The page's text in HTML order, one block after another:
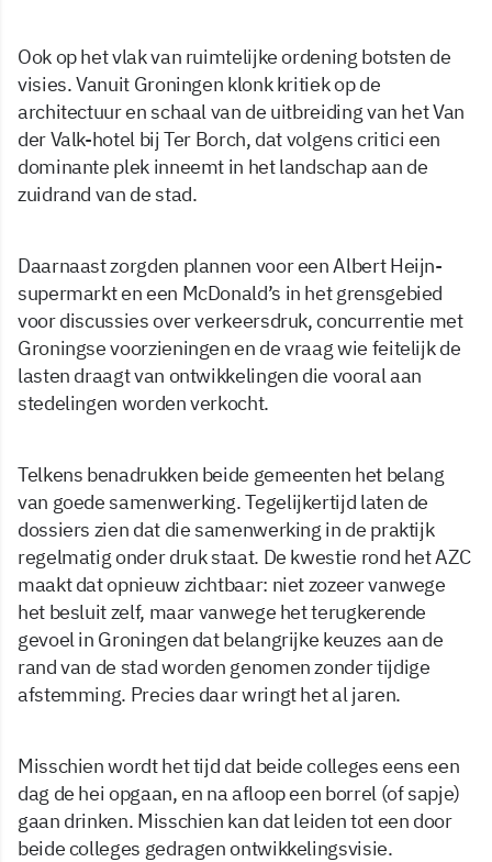
Ook op het vlak van ruimtelijke ordening botsten de
visies. Vanuit Groningen klonk kritiek op de
architectuur en schaal van de uitbreiding van het Van
der Valk-hotel bij Ter Borch, dat volgens critici een
dominante plek inneemt in het landschap aan de
zuidrand van de stad.
Daarnaast zorgden plannen voor een Albert Heijn-
supermarkt en een McDonald’s in het grensgebied
voor discussies over verkeersdruk, concurrentie met
Groningse voorzieningen en de vraag wie feitelijk de
lasten draagt van ontwikkelingen die vooral aan
stedelingen worden verkocht.
Telkens benadrukken beide gemeenten het belang
van goede samenwerking. Tegelijkertijd laten de
dossiers zien dat die samenwerking in de praktijk
regelmatig onder druk staat. De kwestie rond het AZC
maakt dat opnieuw zichtbaar: niet zozeer vanwege
het besluit zelf, maar vanwege het terugkerende
gevoel in Groningen dat belangrijke keuzes aan de
rand van de stad worden genomen zonder tijdige
afstemming. Precies daar wringt het al jaren.
Misschien wordt het tijd dat beide colleges eens een
dag de hei opgaan, en na afloop een borrel (of sapje)
gaan drinken. Misschien kan dat leiden tot een door
beide colleges gedragen ontwikkelingsvisie.